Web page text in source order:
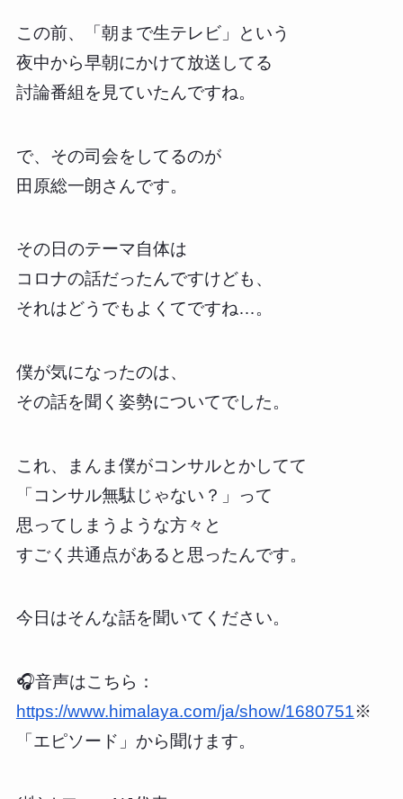
この前、「朝まで生テレビ」という
夜中から早朝にかけて放送してる
討論番組を見ていたんですね。
で、その司会をしてるのが
田原総一朗さんです。
その日のテーマ自体は
コロナの話だったんですけども、
それはどうでもよくてですね…。
僕が気になったのは、
その話を聞く姿勢についてでした。
これ、まんま僕がコンサルとかしてて
「コンサル無駄じゃない？」って
思ってしまうような方々と
すごく共通点があると思ったんです。
今日はそんな話を聞いてください。
🎧音声はこちら：
https://www.himalaya.com/ja/show/1680751※
「エピソード」から聞けます。